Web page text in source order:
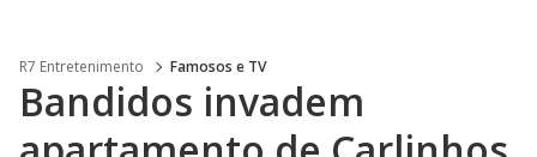
R7 Entretenimento Famosos e TV
Bandidos invadem